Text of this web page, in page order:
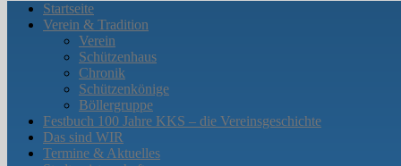
Startseite
Verein & Tradition
Verein
Schützenhaus
Chronik
Schützenkönige
Böllergruppe
Festbuch 100 Jahre KKS – die Vereinsgeschichte
Das sind WIR
Termine & Aktuelles